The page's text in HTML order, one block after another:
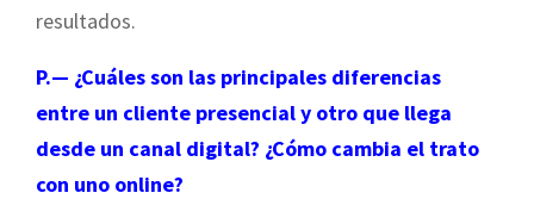
resultados.
P.— ¿Cuáles son las principales diferencias
entre un cliente presencial y otro que llega
desde un canal digital? ¿Cómo cambia el trato
con uno online?